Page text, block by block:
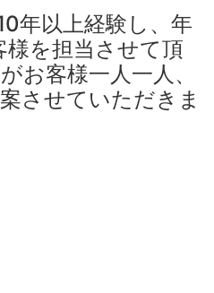
年以上経験し、年
を担当させて頂
お客様一人一人、
させていただきま